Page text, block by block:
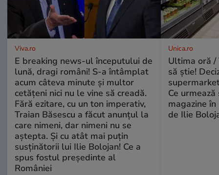
Viva.ro
E breaking news-ul începutului de
lună, dragi români! S-a întâmplat
acum câteva minute și multor
cetățeni nici nu le vine să creadă.
Fără ezitare, cu un ton imperativ,
Traian Băsescu a făcut anunțul la
care nimeni, dar nimeni nu se
aștepta. Și cu atât mai puțin
susținătorii lui Ilie Bolojan! Ce a
spus fostul președinte al
României
Unica.ro
Ultima oră /
să știe!
Ce
magazine
de Ilie